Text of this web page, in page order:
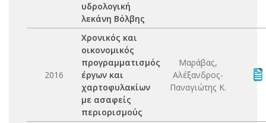
υδρολογική
λεκάνη Βόλβης
2016
Χρονικός και
οικονομικός
προγραμματισμός
έργων και
χαρτοφυλακίων
με ασαφείς
περιορισμούς
Μαράβας,
Αλέξανδρος-
Παναγιώτης Κ.